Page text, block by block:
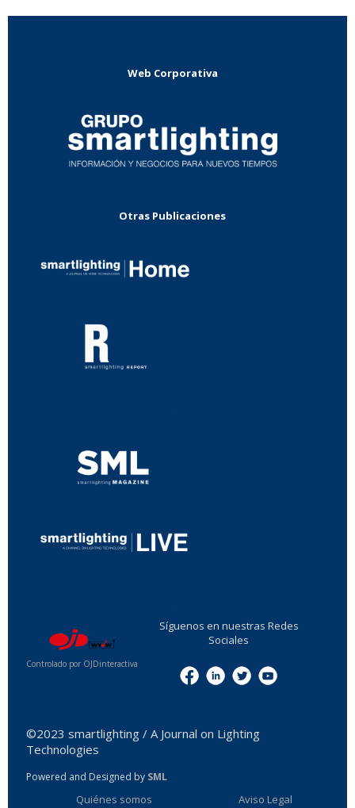
Web Corporativa
Otras Publicaciones
Controlado por OJDinteractiva
Síguenos en nuestras Redes
Sociales
©2023 smartlighting / A Journal on Lighting
Technologies
Powered and Designed by SML
Quiénes somos Aviso Legal